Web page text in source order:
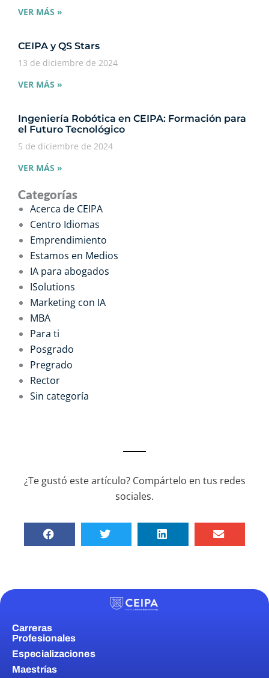
VER MÁS »
CEIPA y QS Stars
13 de diciembre de 2024
VER MÁS »
Ingeniería Robótica en CEIPA: Formación para
el Futuro Tecnológico
5 de diciembre de 2024
VER MÁS »
Categorías
Acerca de CEIPA
Centro Idiomas
Emprendimiento
Estamos en Medios
IA para abogados
ISolutions
Marketing con IA
MBA
Para ti
Posgrado
Pregrado
Rector
Sin categoría
¿Te gustó este artículo? Compártelo en tus redes
sociales.
Carreras
Profesionales
Especializaciones
Maestrías